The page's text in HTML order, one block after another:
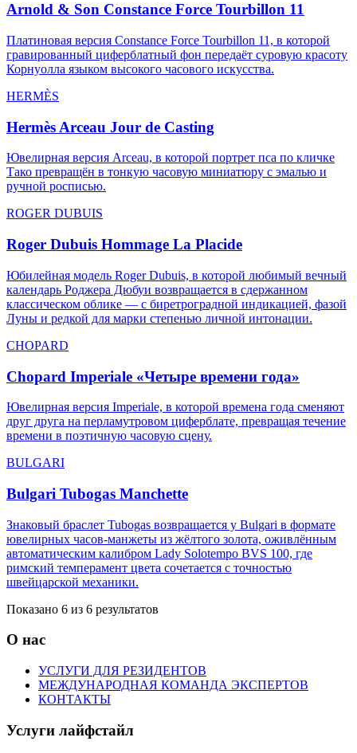
Arnold & Son Constance Force Tourbillon 11
Платиновая версия Constance Force Tourbillon 11, в которой
гравированный циферблатный фон передаёт суровую красоту
Корнуолла языком высокого часового искусства.
HERMÈS
Hermès Arceau Jour de Casting
Ювелирная версия Arceau, в которой портрет пса по кличке
Тако превращён в тонкую часовую миниатюру с эмалью и
ручной росписью.
ROGER DUBUIS
Roger Dubuis Hommage La Placide
Юбилейная модель Roger Dubuis, в которой любимый вечный
календарь Роджера Дюбуи возвращается в сдержанном
классическом облике — с биретроградной индикацией, фазой
Луны и редкой для марки степенью личной интонации.
CHOPARD
Chopard Imperiale «Четыре времени года»
Ювелирная версия Imperiale, в которой времена года сменяют
друг друга на перламутровом циферблате, превращая течение
времени в поэтичную часовую сцену.
BULGARI
Bulgari Tubogas Manchette
Знаковый браслет Tubogas возвращается у Bulgari в формате
ювелирных часов‑манжеты из жёлтого золота, оживлённым
автоматическим калибром Lady Solotempo BVS 100, где
римский темперамент цвета сочетается с точностью
швейцарской механики.
Показано 6 из 6 результатов
О нас
УСЛУГИ ДЛЯ РЕЗИДЕНТОВ
МЕЖДУНАРОДНАЯ КОМАНДА ЭКСПЕРТОВ
КОНТАКТЫ
Услуги лайфстайл